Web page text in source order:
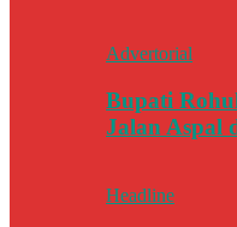
Advertorial
Bupati
Jalan Aspal
Headline